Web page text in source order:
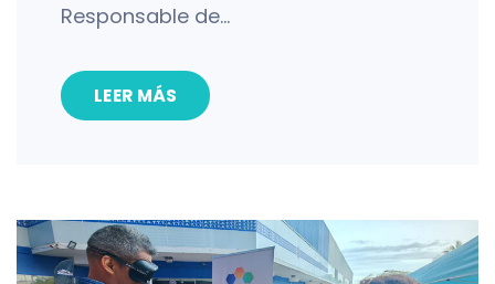
Responsable de…
LEER MÁS